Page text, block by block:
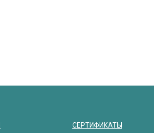
СЕРТИФИКАТЫ